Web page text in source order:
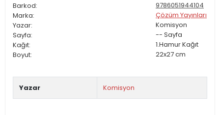
Barkod:
9786051944104
Marka:
Çözüm Yayınları
Yazar:
Komisyon
Sayfa:
-- Sayfa
Kağıt:
1.HamurKağıt
Boyut:
22x27cm
Yazar Komisyon